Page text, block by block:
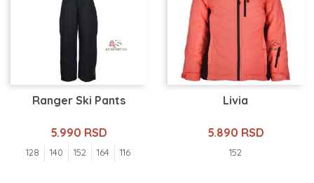
Ranger Ski Pants
5.990 RSD
128 140 152 164 116
Livia
5.890 RSD
152